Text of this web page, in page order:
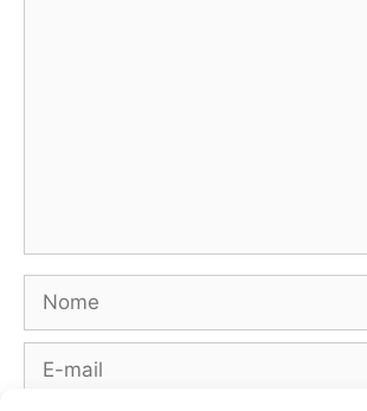
Nome
E-
mail